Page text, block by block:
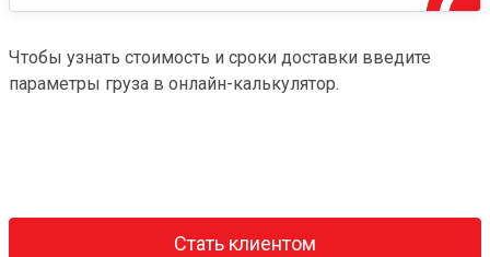
Чтобы узнать стоимость и сроки доставки введите
параметры груза в онлайн-калькулятор.
Стать клиентом